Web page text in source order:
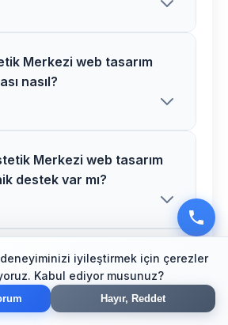
Estetik Merkezi
projelerimiz genellikle 2-5
Merkezi web tasarım
nasıl?
Estetik Merkezi
proje kapsamı
Merkezi web tasarım
destek var mı?
bölgesindeki tüm Estetik
tasarım projelerimizde 1 yıl
destek ve bakım hizmeti
Merkezi web tasarım
Medya?
iyileştirmek için çerezler
Kabul ediyor musunuz?
Hayır, Reddet